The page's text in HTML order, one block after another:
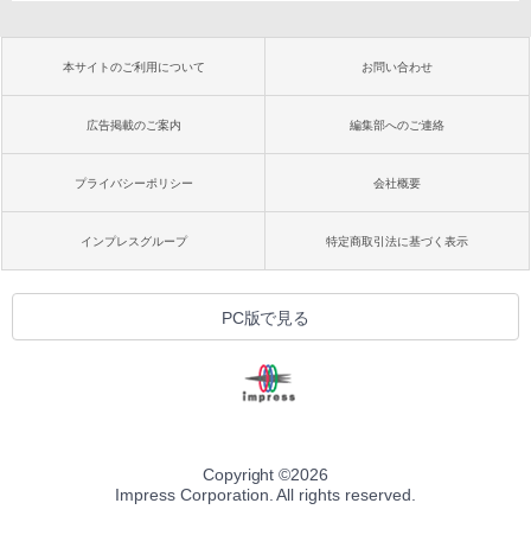
本サイトのご利用について お問い合わせ
広告掲載のご案内 編集部へのご連絡
プライバシーポリシー 会社概要
インプレスグループ 特定商取引法に基づく表示
PC版で見る
Copyright ©2026
Impress Corporation. All rights reserved.